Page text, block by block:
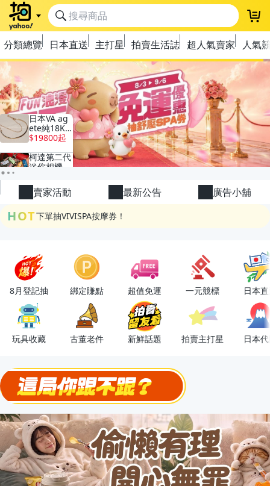
分類總覽 日本直送 主打星 拍賣生活誌 超人氣賣家 人氣
HOT
極簡上架，刊登享優惠！
天天開寶箱賺OPENPOINT
下單抽VIVISPA按摩券！
🎵 本週最夯音樂競標 TOP榜
極簡上架，刊登享優惠！
天天開寶箱賺OPENPOINT
下單抽VIVISPA按摩券！
🎵 本週最夯音樂競標 TOP榜
極簡上架，刊登享優惠！
賣家活動 最新公告 廣告小舖
8月登記抽 綁定賺點 超值免運 一元競標 日本
玩具收藏 古董老件 新鮮話題 拍賣主打星 日本